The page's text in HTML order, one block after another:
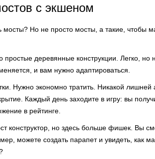
с экшеном
мосты? Но не просто мосты, а такие,
деревянные конструкции. Легко, но
и вам нужно адаптироваться.
Нужно экономно тратить. Никакой лишней
Каждый день заходите в игру: вы
в рейтинге.
конструктор, но здесь больше фишек. Вы
можете создать парапет и увидеть, как